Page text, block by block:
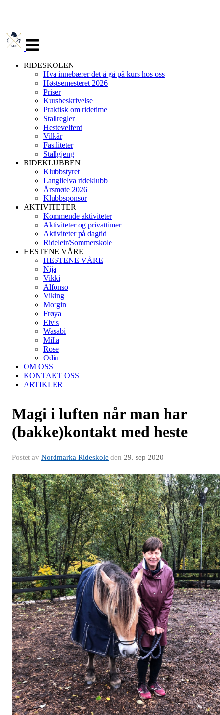
navigasjon
RIDESKOLEN
Hva innebærer det å gå på kurs hos oss
Høstsemesteret 2026
Priser
Kursbeskrivelse
Praktisk om ridetime
Stallregler
Hestevelferd
Vilkår
Fasiliteter
Stallgjeng
RIDEKLUBBEN
Klubbstyret
Langlielva rideklubb
Årsmøte 2026
Klubbsponsor
AKTIVITETER
Kommende aktiviteter
Aktiviteter og privattimer
Aktiviteter på dagtid
Rideleir/Sommerskole
HESTENE VÅRE
HESTENE VÅRE
Nija
Vikki
Alfonso
Viking
Morgin
Frøya
Elvis
Wasabi
Milla
Rose
Odin
OM OSS
KONTAKT OSS
ARTIKLER
Magi i luften når man har
(bakke)kontakt med heste
Postet av Nordmarka Rideskole den 29. sep 2020